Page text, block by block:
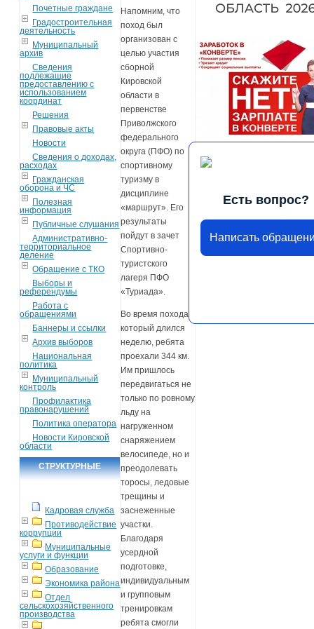
Почетные граждане
Градостроительная
деятельность
Муниципальный
архив
Сведения
подлежащие
предоставлению с
использованием
координат
Решения
Правовые акты
Новости
Сведения о доходах,
расходах
Гражданская
оборона и ЧС
Полезная
информация
Публичные слушания
Административно-
территориальное
деление
Обращение с ТКО
Выборы и
референдумы
Работа с
обращениями
Баннеры и ссылки
Архив выборов
Национальная
политика
Муниципальный
контроль
Профилактика
правонарушений
Политика оператора
Новости Кировской
области
СТРУКТУРНЫЕ
Кадровая служба
Противодействие
коррупции
Муниципальные
услуги и функции
Образование
Экономика района
Отдел
сельскохозяйственного
производства
Напомним, что
поход был
организован с
целью участия
сборной
Кировской
области в
первенстве
Приволжского
федерального
округа (ПФО) по
спортивному
туризму в
дисциплине
«маршрут». Его
результаты
пойдут в зачет
Спортивно-
туристского
лагеря ПФО
«Туриада».
Во время похода,
который длился
неделю, ребята
проехали 344 км.
Им пришлось
передвигаться не
только по ровному
льду на
нагруженном
снаряжением
велосипеде, но и
преодолевать
торосы, ледовые
трещины и
заснеженные
участки.
Благодаря
усердной
подготовке,
индивидуальным
и групповым
тренировкам
ребята смогли
Есть вопрос?
Написать